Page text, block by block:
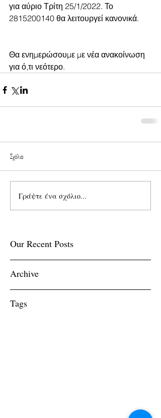
για αύριο Τρίτη 25/1/2022. Το
2815200140 θα λειτουργεί κανονικά.
Θα ενημερώσουμε με νέα ανακοίνωση
για ό,τι νεότερο.
Σχόλια
Γράψτε ένα σχόλιο...
Our Recent Posts
Archive
Tags